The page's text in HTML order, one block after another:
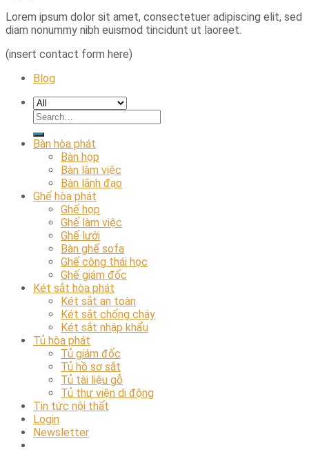
Lorem ipsum dolor sit amet, consectetuer adipiscing elit, sed
diam nonummy nibh euismod tincidunt ut laoreet.
(insert contact form here)
Blog
Bàn hòa phát
Bàn họp
Bàn làm việc
Bàn lãnh đạo
Ghế hòa phát
Ghế họp
Ghế làm việc
Ghế lưới
Bàn ghế sofa
Ghế công thái học
Ghế giám đốc
Két sắt hòa phát
Két sắt an toàn
Két sắt chống cháy
Két sắt nhập khẩu
Tủ hòa phát
Tủ giám đốc
Tủ hồ sơ sắt
Tủ tài liệu gỗ
Tủ thư viện di động
Tin tức nội thất
Login
Newsletter